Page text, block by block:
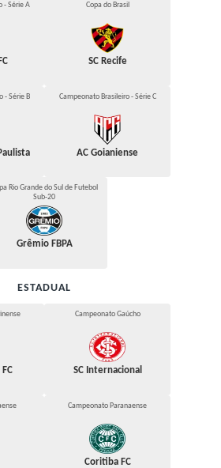
- Série A Copa do Brasil
SC Recife
- Série B Campeonato Brasileiro - Série C
AC Goianiense
Rio Grande do Sul de Futebol
Sub-20
Grêmio FBPA
ESTADUAL
Campeonato Gaúcho
SC Internacional
Campeonato Paranaense
Coritiba FC